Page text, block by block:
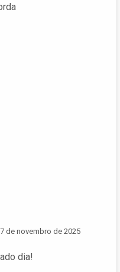
7 de novembro de 2025
dia!